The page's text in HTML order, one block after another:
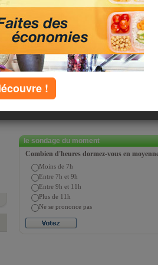
le sondage du moment
Combien d'heures dormez-vous en
Moins de 7h
Entre 7h et 9h
Entre 9h et 11h
Plus de 11h
Ne se prononce pas
!